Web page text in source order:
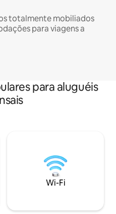
totalmente mobiliados
para viagens a
para aluguéis
Wi-Fi